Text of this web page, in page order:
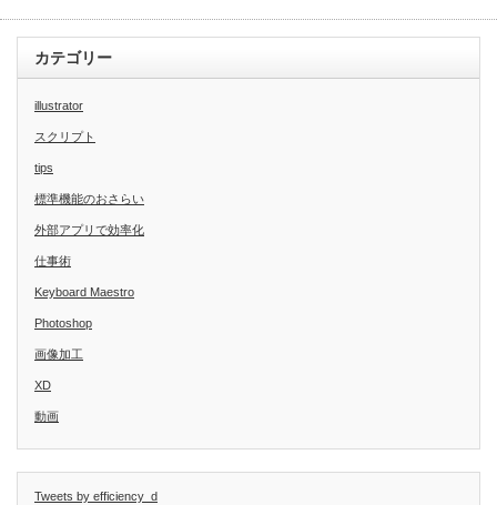
カテゴリー
illustrator
スクリプト
tips
標準機能のおさらい
外部アプリで効率化
仕事術
Keyboard Maestro
Photoshop
画像加工
XD
動画
Tweets by efficiency_d